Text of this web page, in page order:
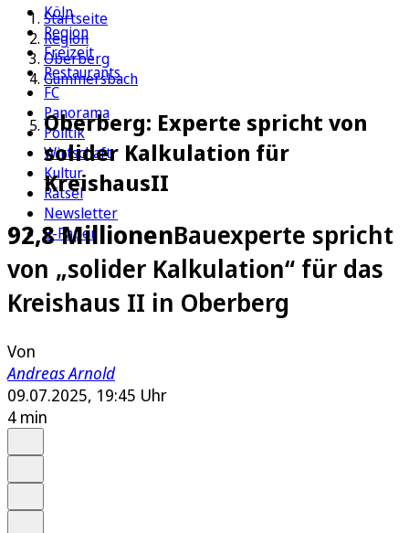
Köln
Region
Freizeit
Restaurants
FC
Panorama
Politik
Wirtschaft
Kultur
Rätsel
Newsletter
E-Paper
Startseite
Region
Oberberg
Gummersbach
Oberberg: Experte spricht von
solider Kalkulation für
KreishausII
92,8 MillionenBauexperte spricht
von „solider Kalkulation“ für das
Kreishaus II in Oberberg
Von
Andreas Arnold
09.07.2025, 19:45 Uhr
4 min